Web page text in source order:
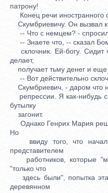
патрону!
Конец речи иностранного
Скумбриевичу. Он вызвал к
-- Что с немцем? - спросил
-- Знаете что, -- сказал
склочник. Ей-богу. Сидит
делает,
получает тьму денег и еще
-- Вот действительно
Скумбриевич, - даром что
репрессии. Я как-нибудь
бутылку
загонит.
Однако Генрих Мария
Но
ввиду того, что
представителем
работников, которые
"только что
здесь были", попытка
деревянном